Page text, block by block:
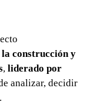
construcción y
,liderado por
analizar, decidir